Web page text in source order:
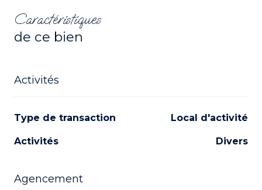
Caractéristiques
de ce bien
Activités
Type de transaction Local d'activité
Activités Divers
Agencement